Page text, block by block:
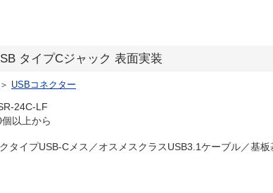
タイプCジャック 表面実装
＞ USBコネクター
24C-LF
以上から
タイプUSB-Cメス／オスメスクラスUSB3.1ケーブル／基